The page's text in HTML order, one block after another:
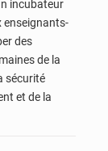
incubateur
enseignants-
des
de la
sécurité
et de la